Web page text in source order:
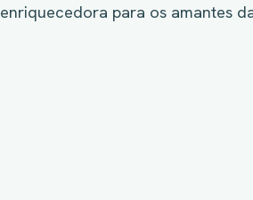
enriquecedora para os amantes